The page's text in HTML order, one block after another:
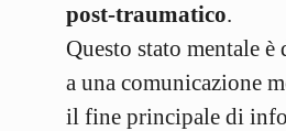
post-traumatico.
Questo stato mentale
a una comunicazione
il fine principale di